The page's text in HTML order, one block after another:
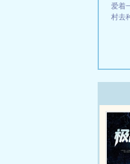
爱着
村去